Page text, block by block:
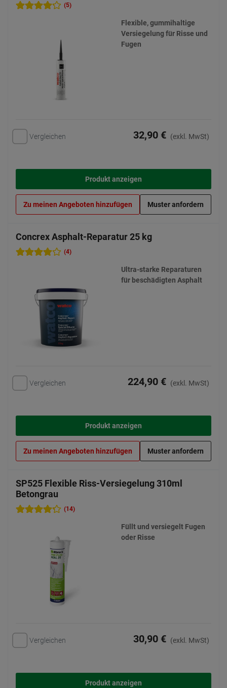
(5)
Flexible, gummihaltige
Versiegelung für Risse und
Fugen
Vergleichen 32,90 € (exkl. MwSt)
Produkt anzeigen
Zu meinen Angeboten hinzufügen Muster anfordern
Concrex Asphalt-Reparatur 25 kg
(4)
Ultra-starke Reparaturen
für beschädigten Asphalt
Vergleichen 224,90 € (exkl. MwSt)
Produkt anzeigen
Zu meinen Angeboten hinzufügen Muster anfordern
SP525 Flexible Riss-Versiegelung 310ml
Betongrau
(14)
Füllt und versiegelt Fugen
oder Risse
Vergleichen 30,90 € (exkl. MwSt)
Produkt anzeigen